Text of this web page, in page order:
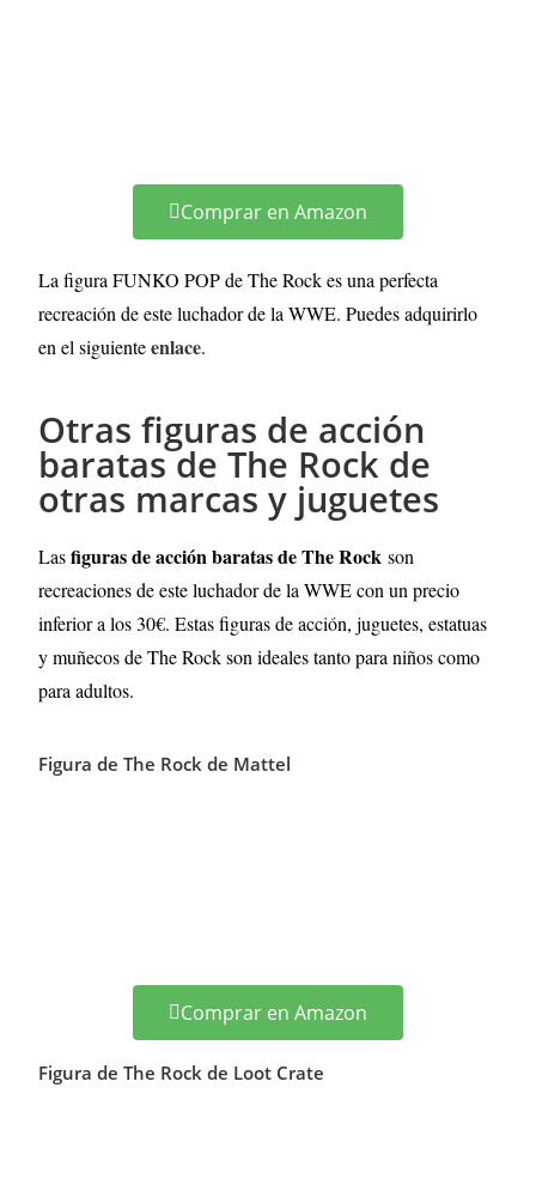
Comprar en Amazon
La figura FUNKO POP de The Rock es una perfecta
recreación de este luchador de la WWE. Puedes adquirirlo
en el siguienteenlace.
Otras figuras de acción
baratas de The Rock de
otras marcas y juguetes
Lasfiguras de acción baratas de The Rockson
recreaciones de este luchador de la WWE con un precio
inferior a los 30€. Estas figuras de acción, juguetes, estatuas
y muñecos de The Rock son ideales tanto para niños como
para adultos.
Figura de The Rock de Mattel
Comprar en Amazon
Figura de The Rock de Loot Crate